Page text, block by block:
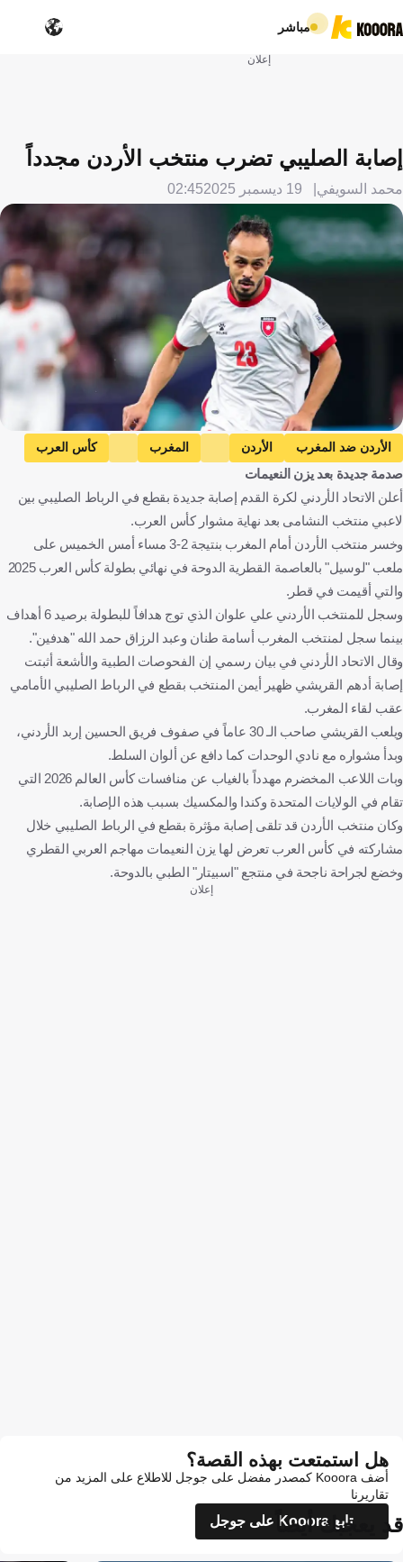
مباشر
إعلان
إصابة الصليبي تضرب منتخب الأردن مجدداً
محمد السويفي 19 ديسمبر 2025 02:45
الأردن ضد المغرب الأردن المغرب
كأس العرب
أدهم القرشي
الأردن
صدمة جديدة بعد يزن النعيمات
أعلن الاتحاد الأردني لكرة القدم إصابة جديدة بقطع في الرباط الصليبي بين
لاعبي منتخب النشامى بعد نهاية مشوار كأس العرب.
وخسر منتخب الأردن أمام المغرب بنتيجة 2-3 مساء أمس الخميس على
ملعب "لوسيل" بالعاصمة القطرية الدوحة في نهائي بطولة كأس العرب 2025
والتي أقيمت في قطر.
وسجل للمنتخب الأردني علي علوان الذي توج هدافاً للبطولة برصيد 6 أهداف
بينما سجل لمنتخب المغرب أسامة طنان وعبد الرزاق حمد الله "هدفين".
وقال الاتحاد الأردني في بيان رسمي إن الفحوصات الطبية والأشعة أثبتت
إصابة أدهم القريشي ظهير أيمن المنتخب بقطع في الرباط الصليبي الأمامي
عقب لقاء المغرب.
ويلعب القريشي صاحب الـ 30 عاماً في صفوف فريق الحسين إربد الأردني،
وبدأ مشواره مع نادي الوحدات كما دافع عن ألوان السلط.
وبات اللاعب المخضرم مهدداً بالغياب عن منافسات كأس العالم 2026 التي
تقام في الولايات المتحدة وكندا والمكسيك بسبب هذه الإصابة.
وكان منتخب الأردن قد تلقى إصابة مؤثرة بقطع في الرباط الصليبي خلال
مشاركته في كأس العرب تعرض لها يزن النعيمات مهاجم العربي القطري
وخضع لجراحة ناجحة في منتجع "اسبيتار" الطبي بالدوحة.
إعلان
هل استمتعت بهذه القصة؟
أضف Kooora كمصدر مفضل على جوجل للاطلاع على المزيد من
تقاريرنا
تابع Kooora على جوجل
قد يعجبك أيضاً